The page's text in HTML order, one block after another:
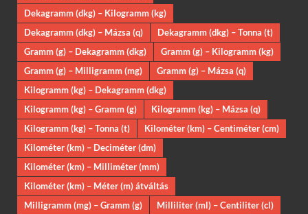
Dekagramm (dkg) – Kilogramm (kg)
Dekagramm (dkg) – Mázsa (q)
Dekagramm (dkg) – Tonna (t)
Gramm (g) – Dekagramm (dkg)
Gramm (g) – Kilogramm (kg)
Gramm (g) – Milligramm (mg)
Gramm (g) – Mázsa (q)
Kilogramm (kg) – Dekagramm (dkg)
Kilogramm (kg) – Gramm (g)
Kilogramm (kg) – Mázsa (q)
Kilogramm (kg) – Tonna (t)
Kilométer (km) – Centiméter (cm)
Kilométer (km) – Deciméter (dm)
Kilométer (km) – Milliméter (mm)
Kilométer (km) – Méter (m) átváltás
Milligramm (mg) – Gramm (g)
Milliliter (ml) – Centiliter (cl)